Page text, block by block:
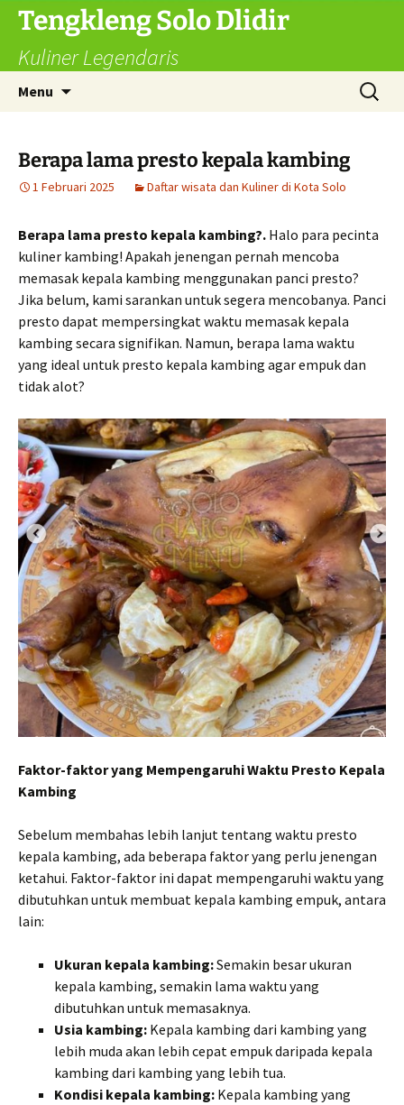
Langsung
Tengkleng Solo Dlidir
Kuliner Legendaris
Menu
Cari
untuk:
Berapa lama presto kepala kambing
1 Februari 2025 Daftar wisata dan Kuliner di Kota Solo
Berapa lama presto kepala kambing?. Halo para pecinta
kuliner kambing! Apakah jenengan pernah mencoba
memasak kepala kambing menggunakan panci presto?
Jika belum, kami sarankan untuk segera mencobanya. Panci
presto dapat mempersingkat waktu memasak kepala
kambing secara signifikan. Namun, berapa lama waktu
yang ideal untuk presto kepala kambing agar empuk dan
tidak alot?
Faktor-faktor yang Mempengaruhi Waktu Presto Kepala
Kambing
Sebelum membahas lebih lanjut tentang waktu presto
kepala kambing, ada beberapa faktor yang perlu jenengan
ketahui. Faktor-faktor ini dapat mempengaruhi waktu yang
dibutuhkan untuk membuat kepala kambing empuk, antara
lain:
Ukuran kepala kambing:Semakin besar ukuran
kepala kambing, semakin lama waktu yang
dibutuhkan untuk memasaknya.
Usia kambing: Kepala kambing dari kambing yang
lebih muda akan lebih cepat empuk daripada kepala
kambing dari kambing yang lebih tua.
Kondisi kepala kambing: Kepala kambing yang